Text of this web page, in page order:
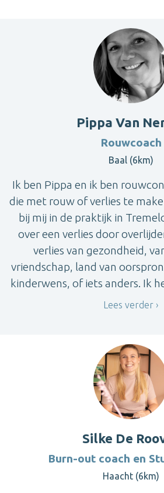
Pippa Van
Rouwcoach
Baal (6km)
Ik ben Pippa en ik ben
die met rouw of verlies te
bij mij in de praktijk in
over een verlies door
verlies van gezondheid,
vriendschap, land van
kinderwens, of iets anders. Ik
Lees verder
Silke De
Burn-out coach en
Haacht (6km)